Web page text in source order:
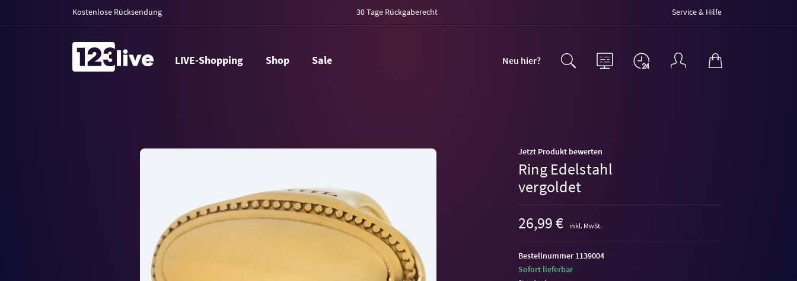
Kostenlose Rücksendung 30 Tage Rückgaberecht Service & Hilfe
LIVE-Shopping Shop Sale Neu hier?
Jetzt Produkt bewerten
Ring Edelstahl
vergoldet
26,99 €
inkl. MwSt.
Bestellnummer 1139004
Sofort lieferbar